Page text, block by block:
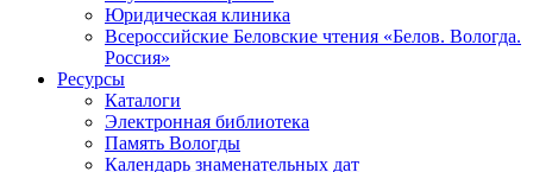
Юридическая клиника
Всероссийские Беловские чтения «Белов. Вологда.
Россия»
Ресурсы
Каталоги
Электронная библиотека
Память Вологды
Календарь знаменательных дат